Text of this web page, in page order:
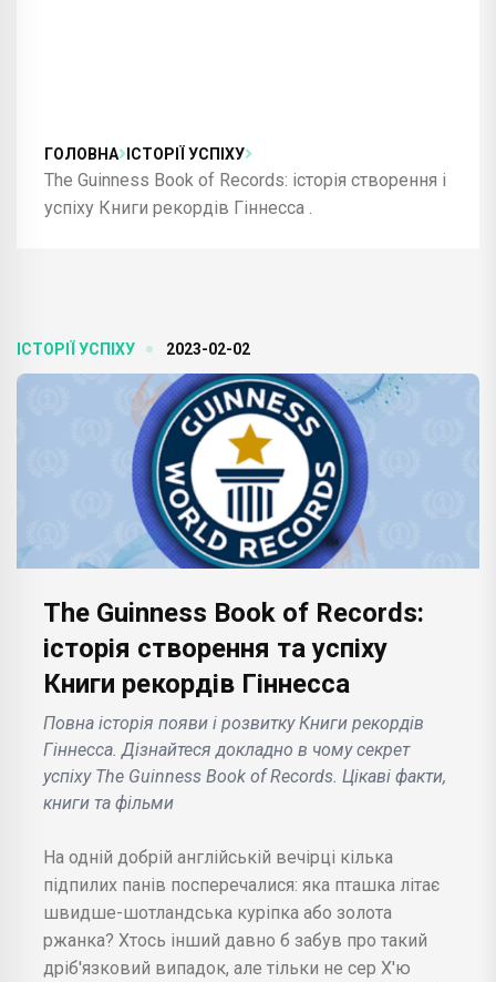
ГОЛОВНА ІСТОРІЇ УСПІХУ
The Guinness Book of Records: історія створення і
успіху Книги рекордів Гіннесса .
ІСТОРІЇ УСПІХУ 2023-02-02
The Guinness Book of Records:
історія створення та успіху
Книги рекордів Гіннесса
Повна історія появи і розвитку Книги рекордів
Гіннесса. Дізнайтеся докладно в чому секрет
успіху The Guinness Book of Records. Цікаві факти,
книги та фільми
На одній добрій англійській вечірці кілька
підпилих панів посперечалися: яка пташка літає
швидше-шотландська куріпка або золота
ржанка? Хтось інший давно б забув про такий
дріб'язковий випадок, але тільки не сер Х'ю